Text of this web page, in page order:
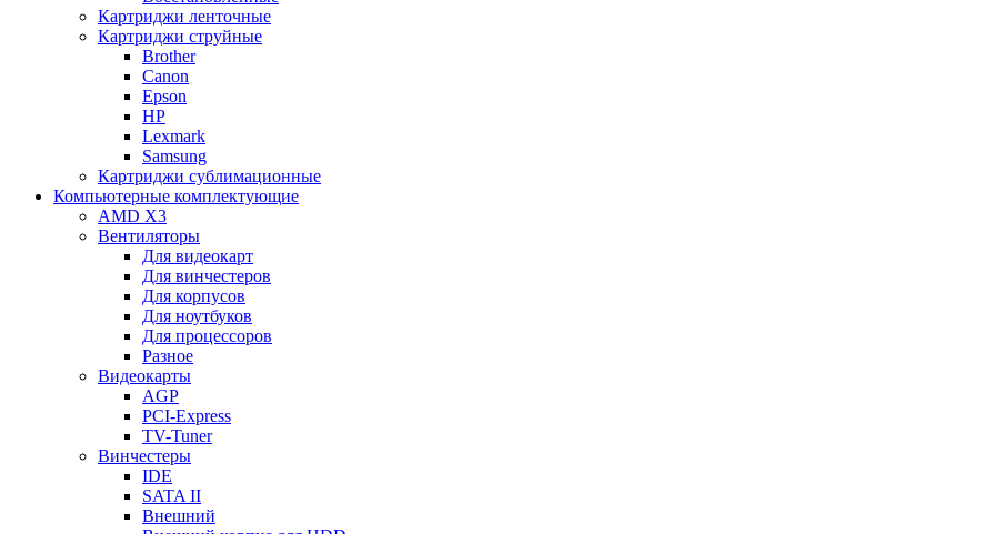
Картриджи ленточные
Картриджи струйные
Brother
Canon
Epson
HP
Lexmark
Samsung
Картриджи сублимационные
Компьютерные комплектующие
AMD X3
Вентиляторы
Для видеокарт
Для винчестеров
Для корпусов
Для ноутбуков
Для процессоров
Разное
Видеокарты
AGP
PCI-Express
TV-Tuner
Винчестеры
IDE
SATA II
Внешний